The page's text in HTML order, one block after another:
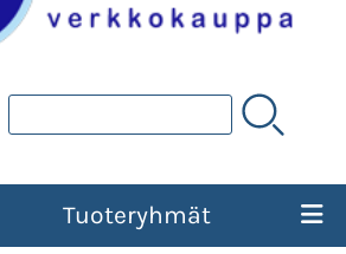
Tuoteryhmät